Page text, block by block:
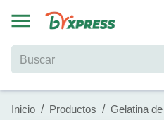
Inicio / Productos /